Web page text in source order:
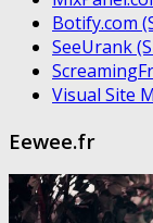
Botify.com
SeeUrank
Visual Site
Eewee.fr